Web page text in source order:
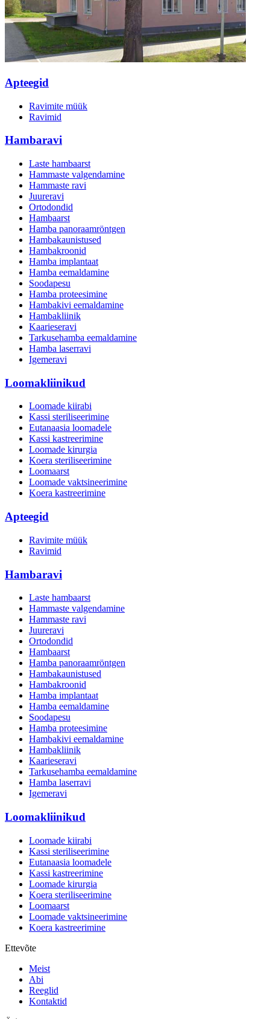
Apteegid
Ravimite müük
Ravimid
Hambaravi
Laste hambaarst
Hammaste valgendamine
Hammaste ravi
Juureravi
Ortodondid
Hambaarst
Hamba panoraamröntgen
Hambakaunistused
Hambakroonid
Hamba implantaat
Hamba eemaldamine
Soodapesu
Hamba proteesimine
Hambakivi eemaldamine
Hambakliinik
Kaarieseravi
Tarkusehamba eemaldamine
Hamba laserravi
Igemeravi
Loomakliinikud
Loomade kiirabi
Kassi steriliseerimine
Eutanaasia loomadele
Kassi kastreerimine
Loomade kirurgia
Koera steriliseerimine
Loomaarst
Loomade vaktsineerimine
Koera kastreerimine
Apteegid
Ravimite müük
Ravimid
Hambaravi
Laste hambaarst
Hammaste valgendamine
Hammaste ravi
Juureravi
Ortodondid
Hambaarst
Hamba panoraamröntgen
Hambakaunistused
Hambakroonid
Hamba implantaat
Hamba eemaldamine
Soodapesu
Hamba proteesimine
Hambakivi eemaldamine
Hambakliinik
Kaarieseravi
Tarkusehamba eemaldamine
Hamba laserravi
Igemeravi
Loomakliinikud
Loomade kiirabi
Kassi steriliseerimine
Eutanaasia loomadele
Kassi kastreerimine
Loomade kirurgia
Koera steriliseerimine
Loomaarst
Loomade vaktsineerimine
Koera kastreerimine
Ettevõte
Meist
Abi
Reeglid
Kontaktid